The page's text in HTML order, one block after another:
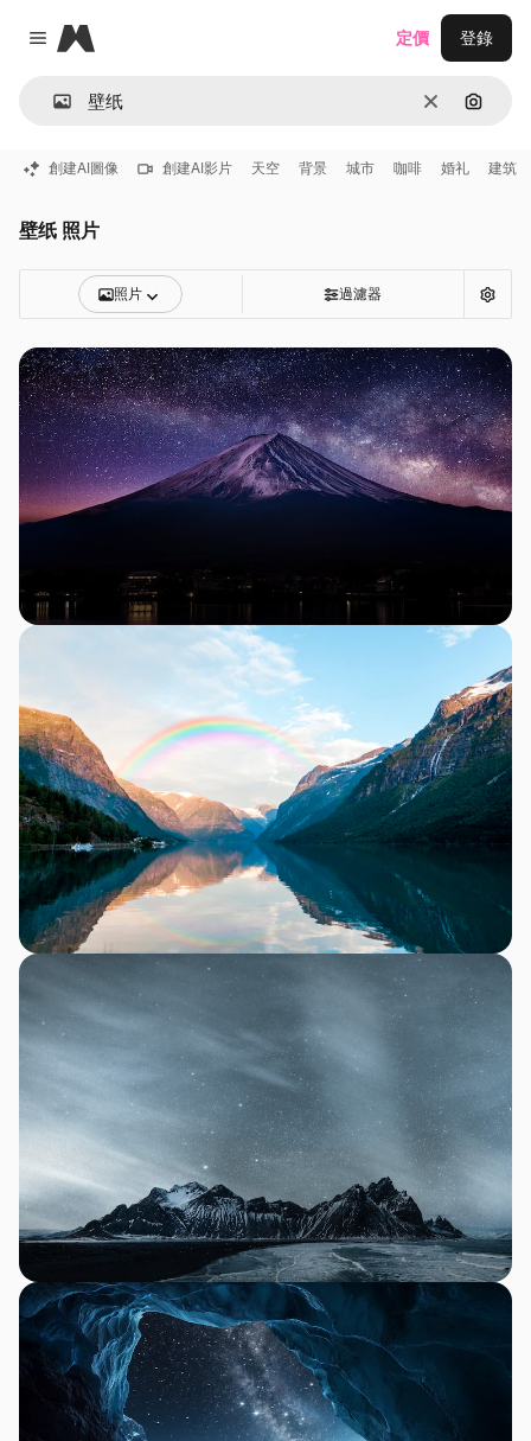
Close menu
Magnific
清除 通過圖
定價 登錄
創建AI圖像 創建AI影片 天空 背景 城市 咖啡 婚礼 建筑
壁纸 照片
照片 過濾器